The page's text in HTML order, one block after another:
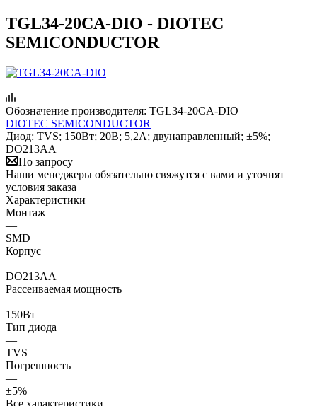
TGL34-20CA-DIO - DIOTEC
SEMICONDUCTOR
Обозначение производителя: TGL34-20CA-DIO
DIOTEC SEMICONDUCTOR
Диод: TVS; 150Вт; 20В; 5,2А; двунаправленный; ±5%;
DO213AA
По запросу
Наши менеджеры обязательно свяжутся с вами и уточнят
условия заказа
Характеристики
Монтаж
—
SMD
Корпус
—
DO213AA
Рассеиваемая мощность
—
150Вт
Тип диода
—
TVS
Погрешность
—
±5%
Все характеристики